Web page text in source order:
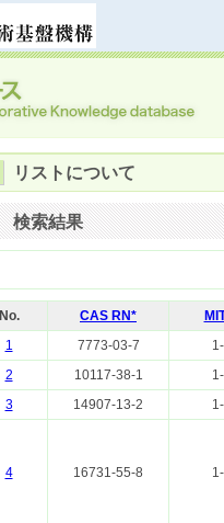
リストについて
検索結果
No. CAS RN*
1
7773-03-7
2
10117-38-1
3
14907-13-2
4 16731-55-8